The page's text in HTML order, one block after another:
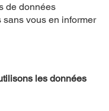
de données
vous en informer
les données